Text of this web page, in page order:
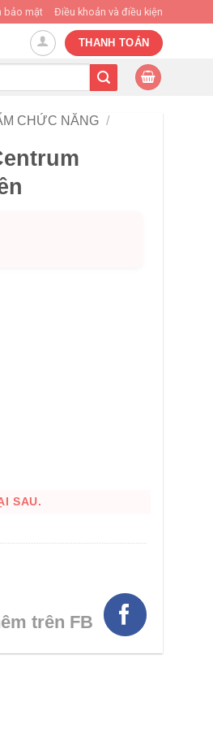
bảo mật Điều khoản và điều kiện
THANH TOÁN
CHỨC NĂNG /
SAU.
trên FB